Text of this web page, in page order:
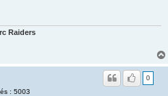
Raiders
: 5003
0